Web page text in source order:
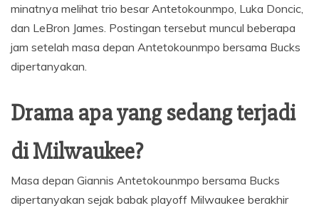
minatnya melihat trio besar Antetokounmpo, Luka Doncic,
dan LeBron James. Postingan tersebut muncul beberapa
jam setelah masa depan Antetokounmpo bersama Bucks
dipertanyakan.
Drama apa yang sedang terjadi
di Milwaukee?
Masa depan Giannis Antetokounmpo bersama Bucks
dipertanyakan sejak babak playoff Milwaukee berakhir